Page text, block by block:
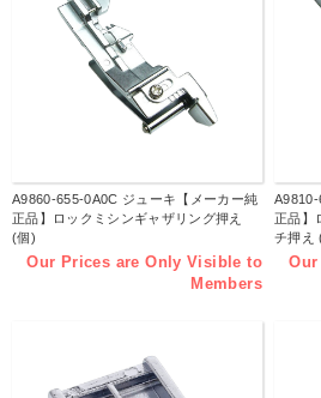
A9860-655-0A0C ジューキ【メーカー純
正品】ロックミシンギャザリング押え
(個)
Our Prices are Only Visible to
Members
A9810-
正品】
チ押え